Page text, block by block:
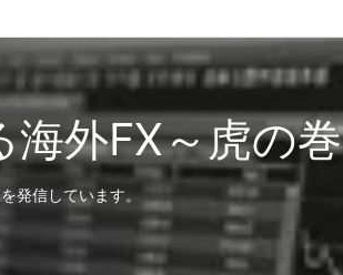
外FX～虎の巻
発信しています。